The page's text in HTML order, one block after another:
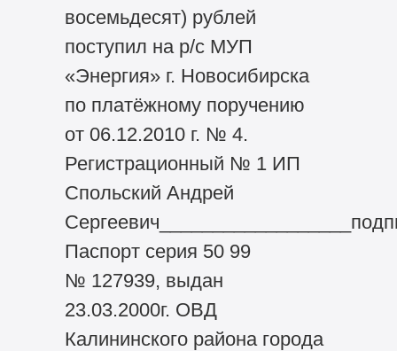
восемьдесят) рублей
поступил на р/с МУП
«Энергия» г. Новосибирска
по платёжному поручению
от 06.12.2010 г. № 4.
Регистрационный № 1 ИП
Спольский Андрей
Паспорт серия 50 99
№ 127939, выдан
23.03.2000г. ОВД
Калининского района города